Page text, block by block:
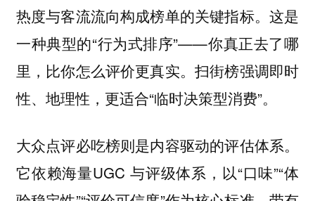
热度与客流流向构成榜单的关键指标。这是
一种典型的“行为式排序”——你真正去了哪
里，比你怎么评价更真实。扫街榜强调即时
性、地理性，更适合“临时决策型消费”。
大众点评必吃榜则是内容驱动的评估体系。
它依赖海量UGC 与评级体系，以“口味”“体